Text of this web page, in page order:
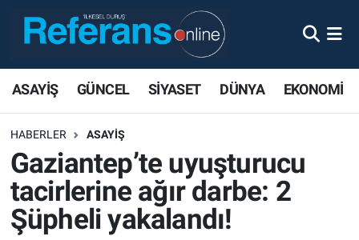
ASAYİŞ GÜNCEL SİYASET DÜNYA EKONOMİ
HABERLER ASAYİŞ
Gaziantep’te uyuşturucu
tacirlerine ağır darbe: 2
Şüpheli yakalandı!